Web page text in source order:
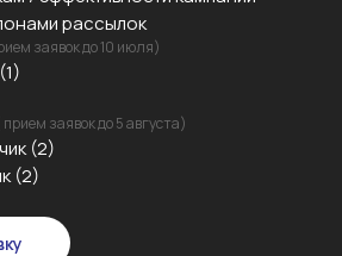
рассылок
заявок до 10 июля)
заявок до 5 августа)
(2)
(2)